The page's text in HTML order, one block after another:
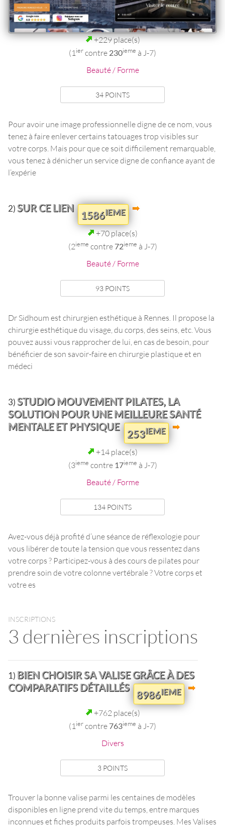
+229 place(s)
(1 iercontre 230ieme à J-7)
Beauté / Forme
34 POINTS
Pour avoir une image professionnelle digne de ce nom, vous
tenez à faire enlever certains tatouages trop visibles sur
votre corps. Mais pour que ce soit difficilement remarquable,
vous tenez à dénicher un service digne de confiance ayant de
l’expérie
2)SUR CE LIEN
1586IEME
+70 place(s)
(2ieme contre 72ieme à J-7)
Beauté / Forme
93 POINTS
Dr Sidhoum est chirurgien esthétique à Rennes. Il propose la
chirurgie esthétique du visage, du corps, des seins, etc. Vous
pouvez aussi vous rapprocher de lui, en cas de besoin, pour
bénéficier de son savoir-faire en chirurgie plastique et en
médeci
3)STUDIO MOUVEMENT PILATES, LA
SOLUTION POUR UNE MEILLEURE SANTÉ
MENTALE ET PHYSIQUE
253IEME
+14 place(s)
(3ieme contre 17ieme à J-7)
Beauté / Forme
134 POINTS
Avez-vous déjà profité d’une séance de réflexologie pour
vous libérer de toute la tension que vous ressentez dans
votre corps ? Participez-vous à des cours de pilates pour
prendre soin de votre colonne vertébrale ? Votre corps et
votre es
INSCRIPTIONS
3 dernières inscriptions
1) BIEN CHOISIR SA VALISE GRÂCE À DES
COMPARATIFS DÉTAILLÉS
8986IEME
+762 place(s)
(1 iercontre 763ieme à J-7)
Divers
3 POINTS
Trouver la bonne valise parmi les centaines de modèles
disponibles en ligne prend vite du temps, entre marques
inconnues et fiches produits parfois trompeuses. Mes Valises